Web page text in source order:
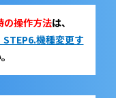
の操作方法は、
機種変更す